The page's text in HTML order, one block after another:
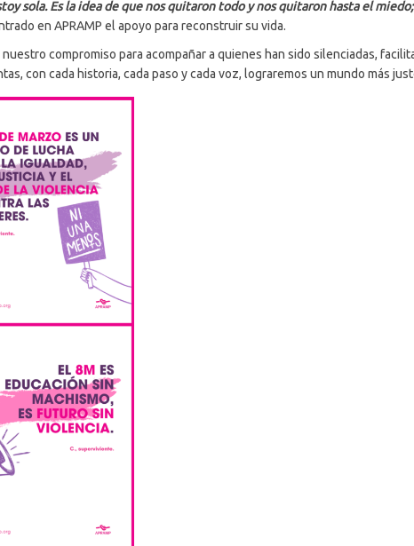
sola. Es la idea de que nos quitaron todo y nos quitaron hasta el
en APRAMP el apoyo para reconstruir su vida.
compromiso para acompañar a quienes han sido silenciadas,
con cada historia, cada paso y cada voz, lograremos un mundo más